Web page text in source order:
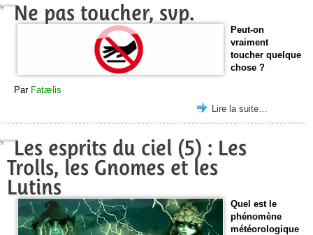
Ne pas toucher, svp.
Peut-on
vraiment
toucher quelque
chose ?
Par Fatælis
Lire la suite…
Les esprits du ciel (5) : Les
Trolls, les Gnomes et les
Lutins
Quel est le
phénomène
météorologique